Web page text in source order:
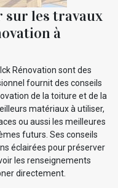
sur les travaux
à
Rénovation sont des
fournit des conseils
de la toiture et de la
matériaux à utiliser,
ou aussi les meilleures
futurs. Ses conseils
éclairées pour préserver
les renseignements
directement.